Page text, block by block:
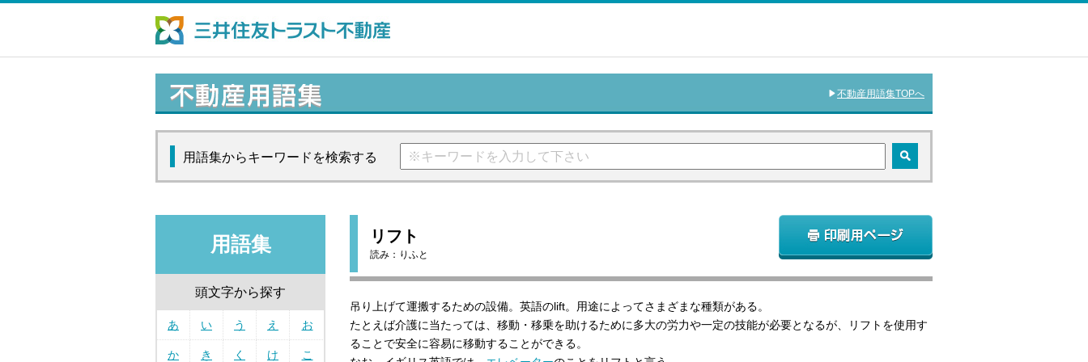
不動産用語集TOPへ
用語集からキーワードを検索する
用語集
頭文字から探す
あ い う え お
か き く け こ
リフト
読み： りふと
吊り上げて運搬するための設備。英語のlift。用途によってさまざまな種類がある。
たとえば介護に当たっては、移動・移乗を助けるために多大の労力や一定の技能が必要となるが、リフトを使用す
ることで安全に容易に移動することができる。